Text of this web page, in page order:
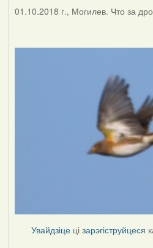
01.10.2018 г., Могилев. Что за
Увайдзіце цізарэгіструйцеся